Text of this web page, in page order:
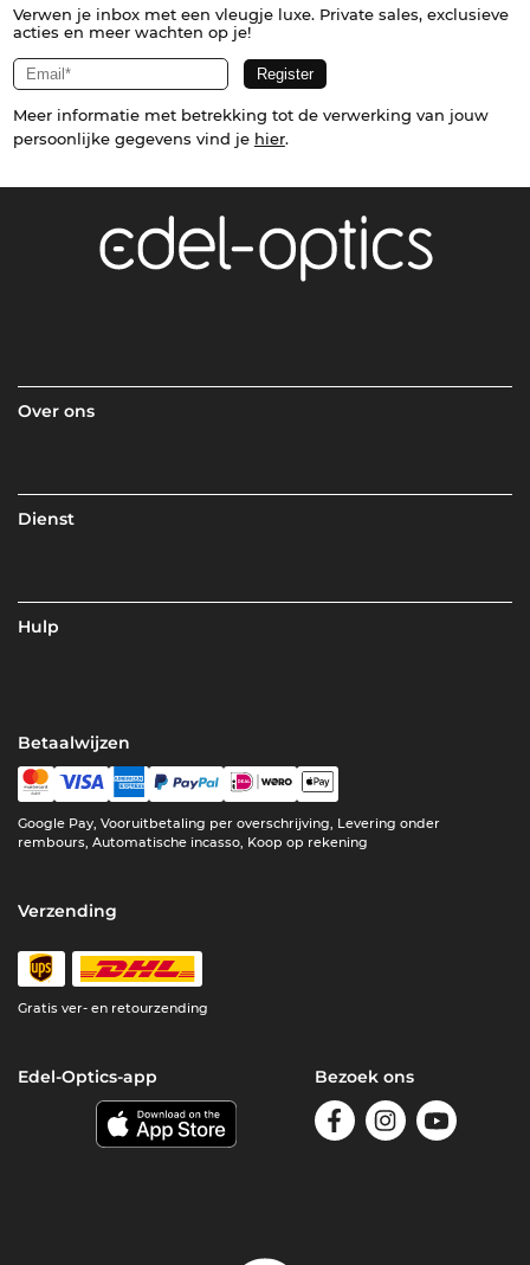
Verwen je inbox met een vleugje luxe. Private sales, exclusieve
acties en meer wachten op je!
Meer informatie met betrekking tot de verwerking van jouw
persoonlijke gegevens vind je hier.
Over ons
Dienst
Hulp
Betaalwijzen
Google Pay, Vooruitbetaling per overschrijving, Levering onder
rembours, Automatische incasso, Koop op rekening
Verzending
Gratis ver- en retourzending
Edel-Optics-app Bezoek ons